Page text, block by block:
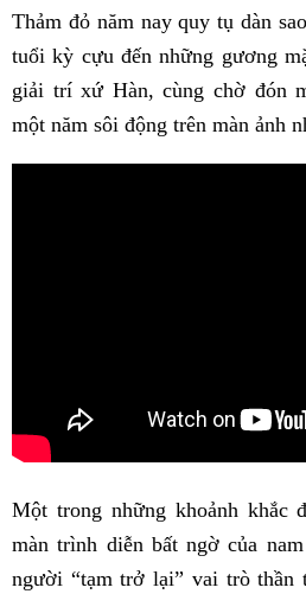
Thảm đỏ năm nay quy tụ dàn
tuổi kỳ cựu đến những gương
giải trí xứ Hàn, cùng chờ đón
một năm sôi động trên màn ảnh
Một trong những khoảnh khắc
màn trình diễn bất ngờ của
người “tạm trở lại” vai trò thần